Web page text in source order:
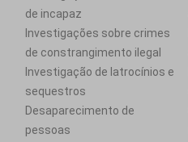
de incapaz
Investigações sobre crimes
de constrangimento ilegal
Investigação de latrocínios e
sequestros
Desaparecimento de
pessoas